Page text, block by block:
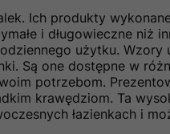
Ich produkty
i długowieczne niż
użytku. Wzory
Są one dostępne w
potrzebom.
krawędziom. Ta
łazienkach i